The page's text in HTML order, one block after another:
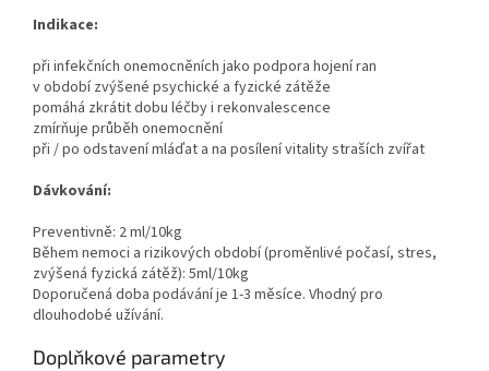
Indikace:
při infekčních onemocněních jako podpora hojení ran
v období zvýšené psychické a fyzické zátěže
pomáhá zkrátit dobu léčby i rekonvalescence
zmírňuje průběh onemocnění
při / po odstavení mláďat a na posílení vitality straších zvířat
Dávkování:
Preventivně: 2 ml/10kg
Během nemoci a rizikových období (proměnlivé počasí, stres,
zvýšená fyzická zátěž): 5ml/10kg
Doporučená doba podávání je 1-3 měsíce. Vhodný pro
dlouhodobé užívání.
Doplňkové parametry